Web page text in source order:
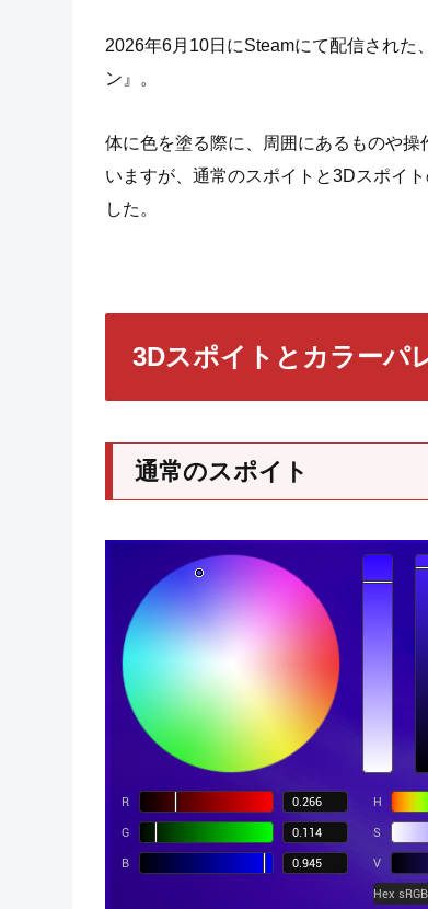
2026年6月10日にSteamにて配信された
ン』。
体に色を塗る際に、周囲にあるものや
いますが、通常のスポイトと3Dスポイ
した。
3Dスポイトとカラーパ
通常のスポイト